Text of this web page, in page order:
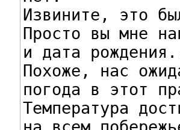
Извините, это
Просто вы мне
и дата
Похоже, нас
погода в этот
Температура